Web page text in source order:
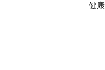
健